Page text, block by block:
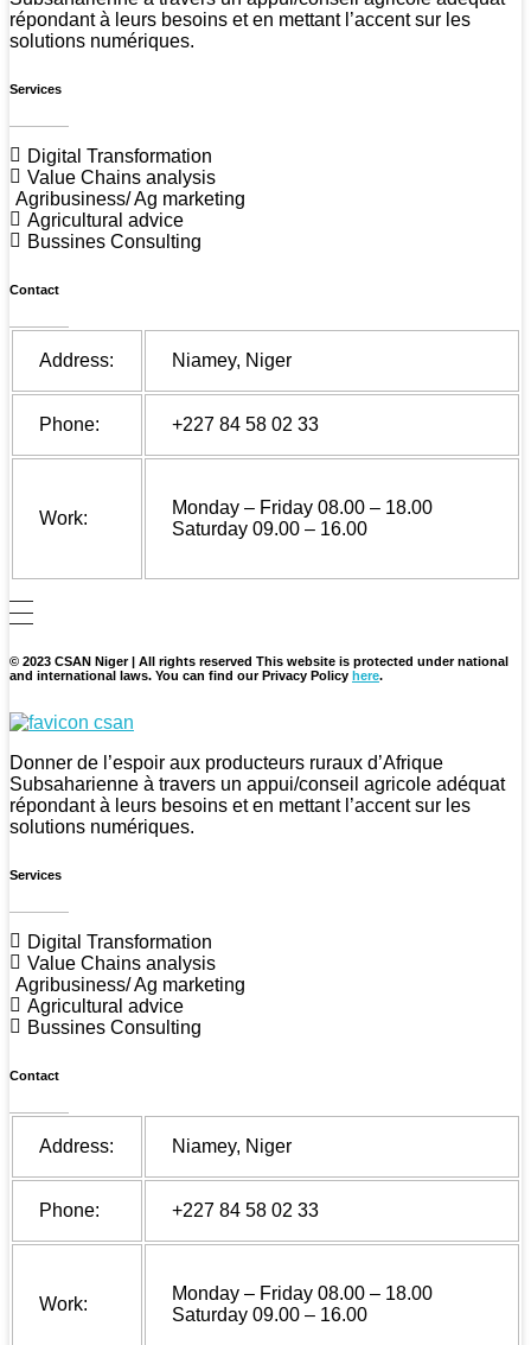
répondant à leurs besoins et en mettant l’accent sur les
solutions numériques.
Services
Digital Transformation
Value Chains analysis
Agribusiness/ Ag marketing
Agricultural advice
Bussines Consulting
Contact
Address: Niamey, Niger
Phone: +227 84 58 02 33
Work:
Monday – Friday 08.00 – 18.00
Saturday 09.00 – 16.00
© 2023 CSAN Niger | All rights reserved This website is protected under national
and international laws. You can find our Privacy Policy here.
Donner de l’espoir aux producteurs ruraux d’Afrique
Subsaharienne à travers un appui/conseil agricole adéquat
répondant à leurs besoins et en mettant l’accent sur les
solutions numériques.
Services
Digital Transformation
Value Chains analysis
Agribusiness/ Ag marketing
Agricultural advice
Bussines Consulting
Contact
Address: Niamey, Niger
Phone: +227 84 58 02 33
Work:
Monday – Friday 08.00 – 18.00
Saturday 09.00 – 16.00